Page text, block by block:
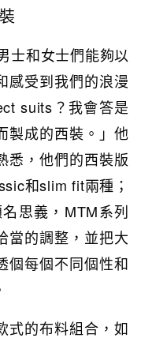
士和女士們能夠以
感受到我們的浪漫
suits？我會答是
製成的西裝。」他
悉，他們的西裝版
和slim fit兩種；
思義，MTM系列
當的調整，並把大
個每個不同個性和
式的布料組合，如